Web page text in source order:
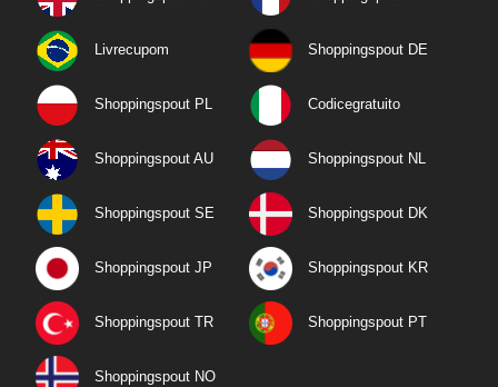
Livrecupom Shoppingspout DE
Shoppingspout PL Codicegratuito
Shoppingspout AU Shoppingspout NL
Shoppingspout SE Shoppingspout DK
Shoppingspout JP Shoppingspout KR
Shoppingspout TR Shoppingspout PT
Shoppingspout NO